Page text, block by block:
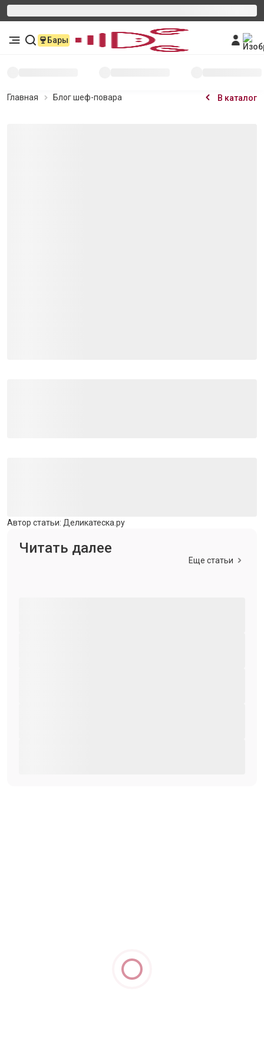
Бары
Главная Блог шеф-повара В каталог
Автор статьи: Деликатеска.ру
Читать далее
Еще статьи